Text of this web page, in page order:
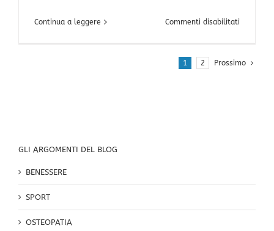
Continua a leggere Commenti disabilitatisu
1 2 Prossimo
GLI ARGOMENTI DEL BLOG
BENESSERE
SPORT
OSTEOPATIA